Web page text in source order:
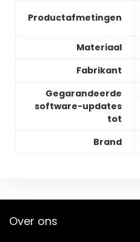
Productafmetingen
Materiaal
Fabrikant
Gegarandeerde
software-updates
tot
Brand
Over ons